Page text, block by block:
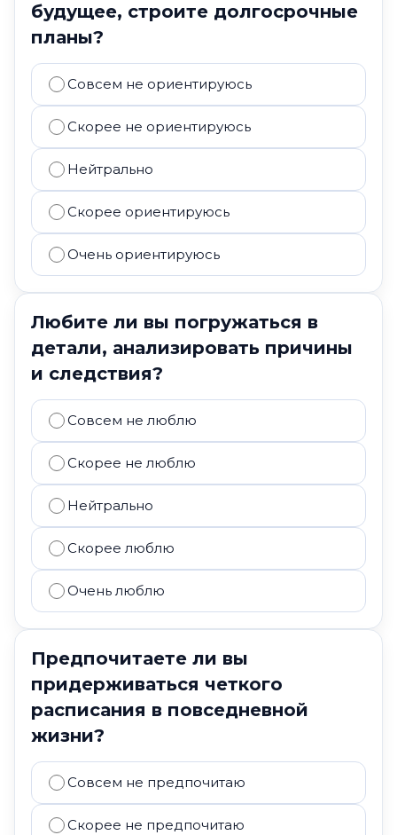
будущее, строите долгосрочные
планы?
Совсем не ориентируюсь
Скорее не ориентируюсь
Нейтрально
Скорее ориентируюсь
Очень ориентируюсь
Любите ли вы погружаться в
детали, анализировать причины
и следствия?
Совсем не люблю
Скорее не люблю
Нейтрально
Скорее люблю
Очень люблю
Предпочитаете ли вы
придерживаться четкого
расписания в повседневной
жизни?
Совсем не предпочитаю
Скорее не предпочитаю